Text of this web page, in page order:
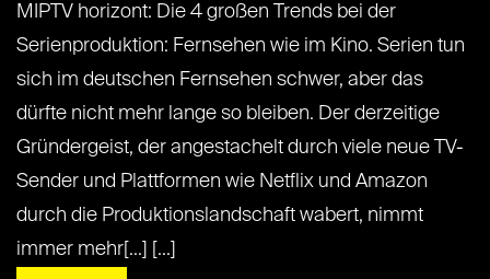
MIPTV horizont: Die 4 großen Trends bei der
Serienproduktion: Fernsehen wie im Kino. Serien tun
sich im deutschen Fernsehen schwer, aber das
dürfte nicht mehr lange so bleiben. Der derzeitige
Gründergeist, der angestachelt durch viele neue TV-
Sender und Plattformen wie Netflix und Amazon
durch die Produktionslandschaft wabert, nimmt
immer mehr[...] [...]